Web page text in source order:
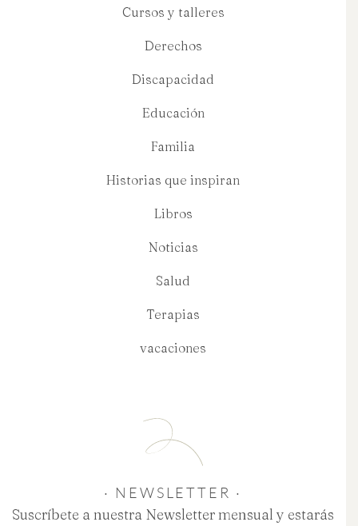
Cursos y talleres
Derechos
Discapacidad
Educación
Familia
Historias que inspiran
Libros
Noticias
Salud
Terapias
vacaciones
· NEWSLETTER ·
Suscríbete a nuestra Newsletter mensual y estarás